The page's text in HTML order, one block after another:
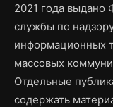
2021 года выдано
службы по
информационных
массовых
Отдельные
содержать